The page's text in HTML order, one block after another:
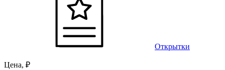
Открытки
Цена, ₽